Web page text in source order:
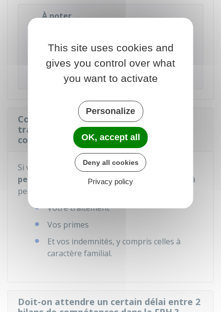
À noter
supplémentaire de préparation ou
d'accompagnement dans le cadre du congé de
bilan de compétences.
Comment est pris en charge le
traitement pendant le bilan de
compétences dans la FPH ?
Si vous effectuez votre bilan de compétences
pendant le temps de travail, vous continuez à
percevoir :
Votre traitement
Vos primes
Et vos indemnités, y compris celles à
caractère familial.
Doit-on attendre un certain délai entre 2
This site uses cookies and
gives you control over what
you want to activate
Personalize
OK, accept all
Deny all cookies
Privacy policy